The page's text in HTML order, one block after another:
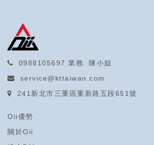
0988105697 業務: 陳小姐
service@kttaiwan.com
241新北市三重區重新路五段651號
Oii優勢
關於Oii